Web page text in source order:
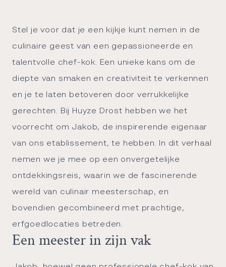
Stel je voor dat je een kijkje kunt nemen in de
culinaire geest van een gepassioneerde en
talentvolle chef-kok. Een unieke kans om de
diepte van smaken en creativiteit te verkennen
en je te laten betoveren door verrukkelijke
gerechten. Bij Huyze Drost hebben we het
voorrecht om Jakob, de inspirerende eigenaar
van ons etablissement, te hebben. In dit verhaal
nemen we je mee op een onvergetelijke
ontdekkingsreis, waarin we de fascinerende
wereld van culinair meesterschap, en
bovendien gecombineerd met prachtige,
erfgoedlocaties betreden.
Een meester in zijn vak